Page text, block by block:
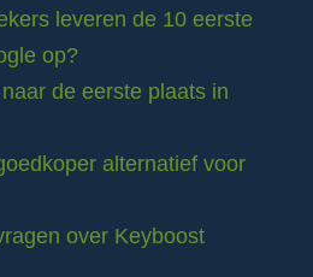
leveren de 10 eerste
op?
de eerste plaats in
alternatief voor
over Keyboost